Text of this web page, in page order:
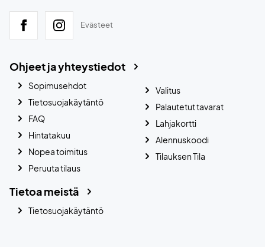
Evästeet
Ohjeet ja yhteystiedot
Sopimusehdot
Tietosuojakäytäntö
FAQ
Hintatakuu
Nopea toimitus
Peruuta tilaus
Valitus
Palautetut tavarat
Lahjakortti
Alennuskoodi
Tilauksen Tila
Tietoa meistä
Tietosuojakäytäntö